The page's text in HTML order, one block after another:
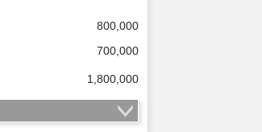
800,000
700,000
1,800,000